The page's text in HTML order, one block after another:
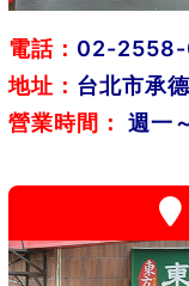
電話： 02-
地址： 台北市承
營業時間：
週一